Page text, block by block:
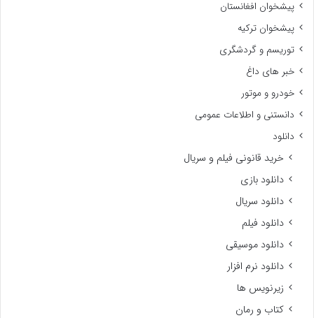
پیشخوان افغانستان
پیشخوان ترکیه
توریسم و گردشگری
خبر های داغ
خودرو و موتور
دانستنی و اطلاعات عمومی
دانلود
خرید قانونی فیلم و سریال
دانلود بازی
دانلود سریال
دانلود فیلم
دانلود موسیقی
دانلود نرم افزار
زیرنویس ها
کتاب و رمان